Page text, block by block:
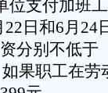
位支付加班
22日和6月24
分别不低于
果职工在